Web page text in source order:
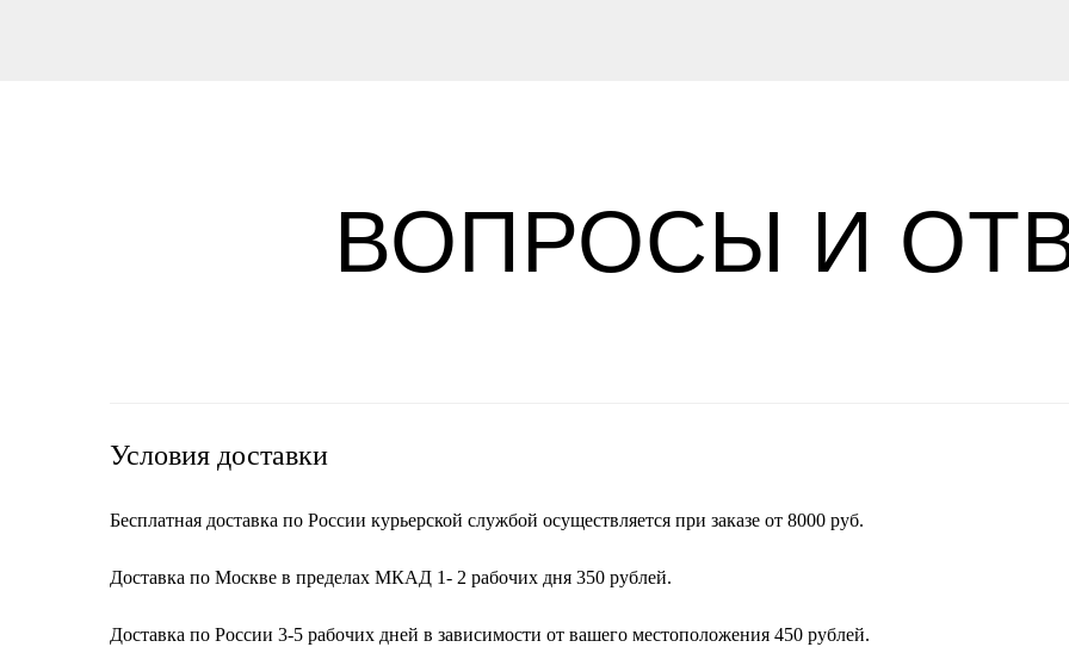
ВОПРОСЫ И
Условия доставки
Бесплатная доставка по России курьерской службой осуществляется при заказе от 8000 руб.
Доставка по Москве в пределах МКАД 1- 2 рабочих дня 350 рублей.
Доставка по России 3-5 рабочих дней в зависимости от вашего местоположения 450 рублей.